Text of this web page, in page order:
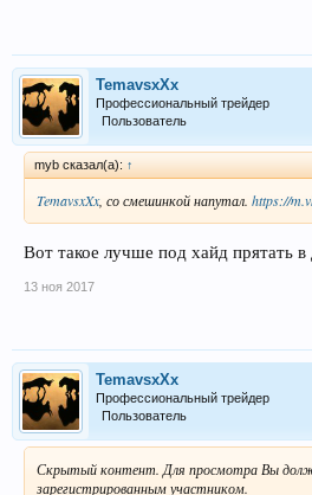
TemavsxXx
Профессиональный трейдер
Пользователь
myb сказал(а): ↑
TemavsxXx, со смешинкой напутал. https://
Вот такое лучше под хайд прятать
13 ноя 2017
TemavsxXx
Профессиональный трейдер
Пользователь
Скрытый контент. Для просмотра Вы
зарегистрированным участником.